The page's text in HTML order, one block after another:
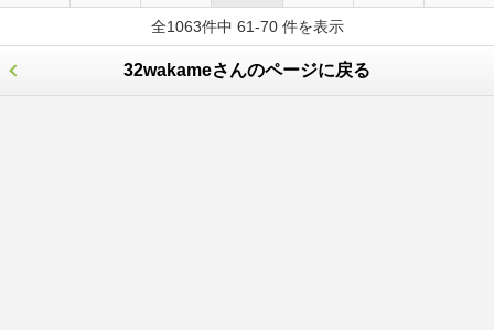
全1063件中 61-70 件を表示
32wakameさんのページに戻る